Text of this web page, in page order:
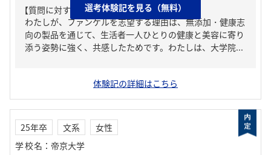
【質問に対する回答1】
わたしが、ファンケルを志望する理由は、無添加・健康志
向の製品を通じて、生活者一人ひとりの健康と美容に寄り
添う姿勢に強く、共感したためです。わたしは、大学院...
選考体験記を見る（無料）
体験記の詳細はこちら
25年卒 文系
女性
学校名 ： 帝京大学